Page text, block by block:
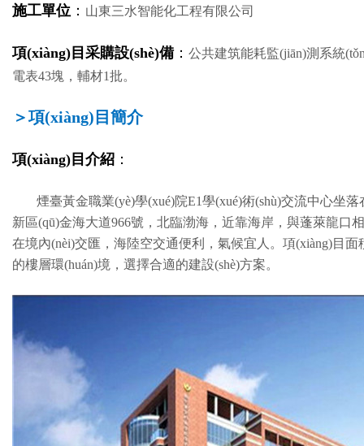
施工單位 ： 山東三水智能化工程有限公司
項(xiàng)目采購設(shè)備： 公共建筑能耗監(jiān)測系統
電表43塊，輔材1批。
＞項(xiàng)目簡介
項(xiàng)目介紹 ：
煙臺黃金職業(yè)學(xué)院E1學(xué)術(shù)交流中心坐
新區(qū)金海大道966號，北臨渤海，近靠海岸，與蓬萊龍口
在境內(nèi)交匯，海陸空交通便利，氣候宜人。項(xiàng)目面
的樓層環(huán)境，選擇合適的建設(shè)方案。